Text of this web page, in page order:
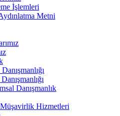
İşlemleri
Metni
Danışmanlık
Hizmetleri